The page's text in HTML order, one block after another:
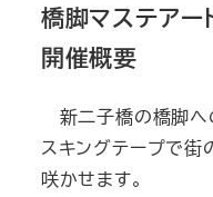
橋脚マステアー
開催概要
新二子橋の橋脚へ
スキングテープで街
咲かせます。